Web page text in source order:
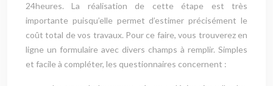
24heures. La réalisation de cette étape est très
importante puisqu’elle permet d’estimer précisément le
coût total de vos travaux. Pour ce faire, vous trouverez en
ligne un formulaire avec divers champs à remplir. Simples
et facile à compléter, les questionnaires concernent :